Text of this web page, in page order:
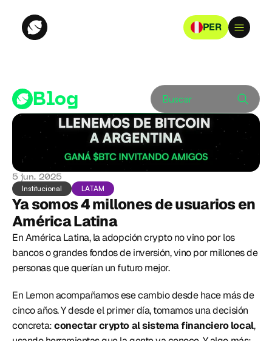
PER
Blog Buscar
5 jun. 2025
Institucional LATAM
Ya somos 4 millones de usuarios en
América Latina
En América Latina, la adopción crypto no vino por los
bancos o grandes fondos de inversión, vino por millones de
personas que querían un futuro mejor.
En Lemon acompañamos ese cambio desde hace más de
cinco años. Y desde el primer día, tomamos una decisión
concreta: conectar crypto al sistema financiero local,